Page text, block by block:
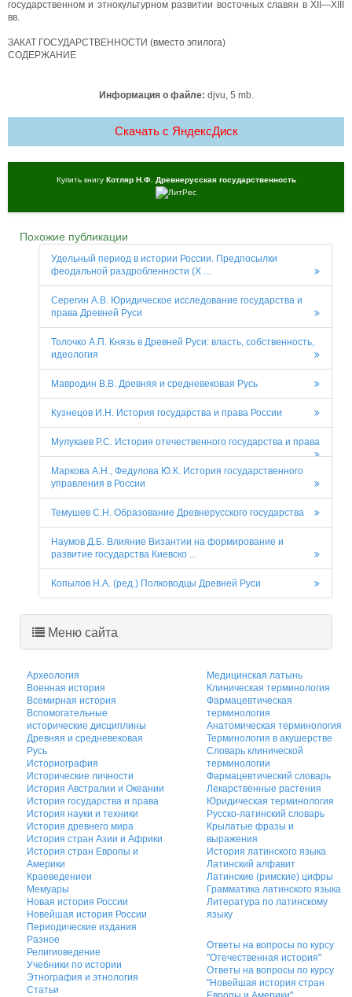
государственном и этнокультурном развитии восточных славян в XII—XIII
вв.
ЗАКАТ ГОСУДАРСТВЕННОСТИ (вместо эпилога)
СОДЕРЖАНИЕ
Информация о файле: djvu, 5 mb.
Скачать c ЯндексДиск
Купить книгу Котляр Н.Ф. Древнерусская государственность
Похожие публикации
Удельный период в истории России. Предпосылки
феодальной раздробленности (X ...
Серегин А.В. Юридическое исследование государства и
права Древней Руси
Толочко А.П. Князь в Древней Руси: власть, собственность,
идеология
Мавродин В.В. Древняя и средневековая Русь
Кузнецов И.Н. История государства и права России
Мулукаев Р.С. История отечественного государства и права
Маркова А.Н., Федулова Ю.К. История государственного
управления в России
Темушев С.Н. Образование Древнерусского государства
Наумов Д.Б. Влияние Византии на формирование и
развитие государства Киевско ...
Копылов Н.А. (ред.) Полководцы Древней Руси
Меню сайта
Археология
Военная история
Всемирная история
Вспомогательные
исторические дисциплины
Древняя и средневековая
Русь
Историография
Исторические личности
История Австралии и Океании
История государства и права
История науки и техники
История древнего мира
История стран Азии и Африки
История стран Европы и
Америки
Краеведениеи
Мемуары
Новая история России
Новейшая история России
Периодические издания
Разное
Религиоведение
Учебники по истории
Этнография и этнология
Статьи
Медицинская латынь
Клиническая терминология
Фармацевтическая
терминология
Анатомическая терминология
Терминология в акушерстве
Словарь клинической
терминологии
Фармацевтический словарь
Лекарственные растения
Юридическая терминология
Русско-латинский словарь
Крылатые фразы и
выражения
История латинского языка
Латинский алфавит
Латинские (римские) цифры
Грамматика латинского языка
Литература по латинскому
языку
Ответы на вопросы по курсу
"Отечественная история"
Ответы на вопросы по курсу
"Новейшая история стран